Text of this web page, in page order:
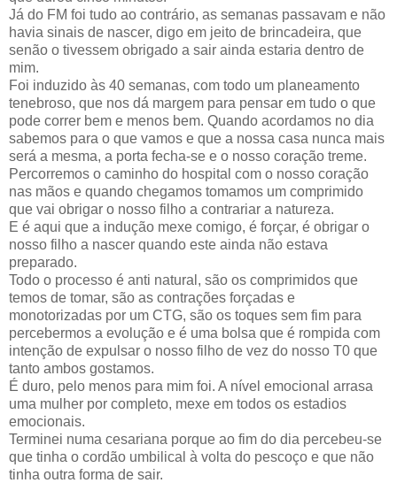
Já do FM foi tudo ao contrário, as semanas passavam e não
havia sinais de nascer, digo em jeito de brincadeira, que
senão o tivessem obrigado a sair ainda estaria dentro de
mim.
Foi induzido às 40 semanas, com todo um planeamento
tenebroso, que nos dá margem para pensar em tudo o que
pode correr bem e menos bem. Quando acordamos no dia
sabemos para o que vamos e que a nossa casa nunca mais
será a mesma, a porta fecha-se e o nosso coração treme.
Percorremos o caminho do hospital com o nosso coração
nas mãos e quando chegamos tomamos um comprimido
que vai obrigar o nosso filho a contrariar a natureza.
E é aqui que a indução mexe comigo, é forçar, é obrigar o
nosso filho a nascer quando este ainda não estava
preparado.
Todo o processo é anti natural, são os comprimidos que
temos de tomar, são as contrações forçadas e
monotorizadas por um CTG, são os toques sem fim para
percebermos a evolução e é uma bolsa que é rompida com
intenção de expulsar o nosso filho de vez do nosso T0 que
tanto ambos gostamos.
É duro, pelo menos para mim foi. A nível emocional arrasa
uma mulher por completo, mexe em todos os estadios
emocionais.
Terminei numa cesariana porque ao fim do dia percebeu-se
que tinha o cordão umbilical à volta do pescoço e que não
tinha outra forma de sair.